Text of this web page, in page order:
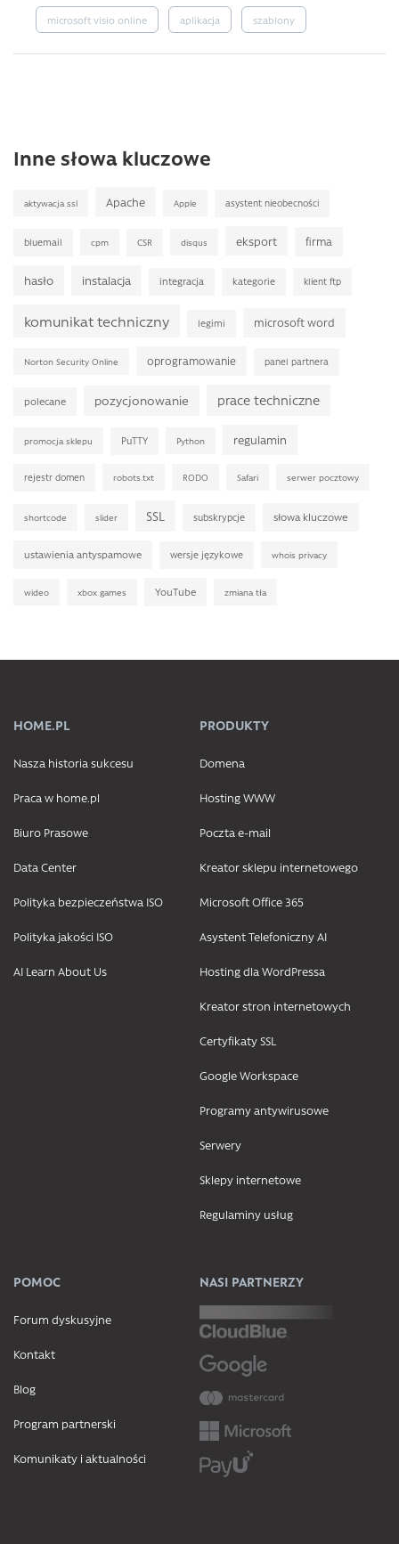
microsoft visio online aplikacja szablony
Inne słowa kluczowe
aktywacja ssl Apache Apple asystent nieobecności
bluemail cpm CSR disqus eksport firma
hasło instalacja integracja kategorie klient ftp
komunikat techniczny legimi microsoft word
Norton Security Online oprogramowanie panel partnera
polecane pozycjonowanie prace techniczne
promocja sklepu PuTTY Python regulamin
rejestr domen robots.txt RODO Safari serwer pocztowy
shortcode slider SSL subskrypcje słowa kluczowe
ustawienia antyspamowe wersje językowe whois privacy
wideo xbox games YouTube zmiana tła
HOME.PL
Nasza historia sukcesu
Praca w home.pl
Biuro Prasowe
Data Center
Polityka bezpieczeństwa ISO
Polityka jakości ISO
AI Learn About Us
PRODUKTY
Domena
Hosting WWW
Poczta e-mail
Kreator sklepu internetowego
Microsoft Office 365
Asystent Telefoniczny AI
Hosting dla WordPressa
Kreator stron internetowych
Certyfikaty SSL
Google Workspace
Programy antywirusowe
Serwery
Sklepy internetowe
Regulaminy usług
POMOC
Forum dyskusyjne
Kontakt
Blog
Program partnerski
Komunikaty i aktualności
NASI PARTNERZY